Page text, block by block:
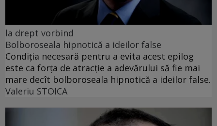
la drept vorbind
Bolboroseala hipnotică a ideilor false
Condiția necesară pentru a evita acest epilog
este ca forța de atracție a adevărului să fie mai
mare decît bolboroseala hipnotică a ideilor false.
Valeriu STOICA